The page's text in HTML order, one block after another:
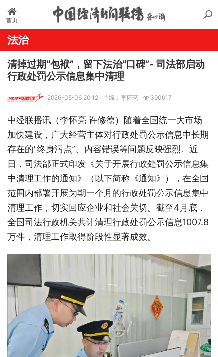
首页
法治
清掉过期“包袱”，留下法治“口碑”- 司法部启动
行政处罚公示信息集中清理
2026-05-06 20:12 主编：李怀亮 390017
中经联播讯（李怀亮 许修德）随着全国统一大市场
加快建设，广大经营主体对行政处罚公示信息中长期
存在的“终身污点”、内容错误等问题反映强烈。近
日，司法部正式印发《关于开展行政处罚公示信息集
中清理工作的通知》（以下简称《通知》），在全国
范围内部署开展为期一个月的行政处罚公示信息集中
清理工作，切实回应企业和社会关切。截至4月底，
全国司法行政机关共计清理行政处罚公示信息1007.8
万件，清理工作取得阶段性显著成效。